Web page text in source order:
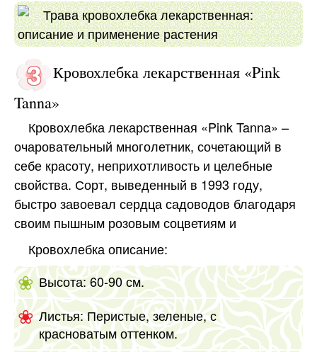
Кровохлебка лекарственная «Pink
Tanna»
Кровохлебка лекарственная «Pink Tanna» –
очаровательный многолетник, сочетающий в
себе красоту, неприхотливость и целебные
свойства. Сорт, выведенный в 1993 году,
быстро завоевал сердца садоводов благодаря
своим пышным розовым соцветиям и
Кровохлебка описание:
Высота: 60-90 см.
Листья: Перистые, зеленые, с
красноватым оттенком.